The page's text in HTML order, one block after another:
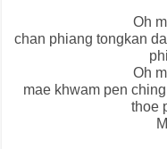
Oh
chan phiang tongkan
Oh
mae khwam pen
thoe